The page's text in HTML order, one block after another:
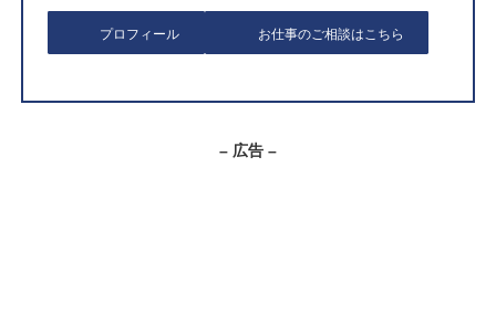
プロフィール お仕事のご相談はこちら
– 広告 –